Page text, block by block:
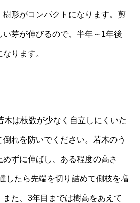
樹形がコンパクトになります。剪
芽が伸びるので、半年～1年後
ります。
木は枝数が少なく自立しにくいた
れを防いでください。若木のう
ずに伸ばし、ある程度の高さ
したら先端を切り詰めて側枝を増
た、3年目までは樹高をあえて